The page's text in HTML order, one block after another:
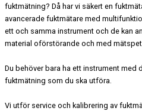
fuktmätning? Då har vi säkert en
avancerade fuktmätare med
ett och samma instrument och de kan
material oförstörande och med
Du behöver bara ha ett instrument med
fuktmätning som du ska utföra.
Vi utför service och kalibrering av